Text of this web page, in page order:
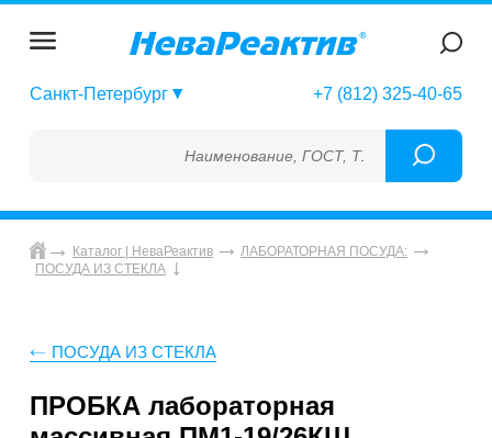
Санкт-Петербург +7 (812) 325-40-65
Наименование, ГОСТ, ТУ, ГСО, МСО, ОСО,
Каталог | НеваРеактив
ЛАБОРАТОРНАЯ ПОСУДА:
ПОСУДА ИЗ СТЕКЛА
ПОСУДА ИЗ СТЕКЛА
ПРОБКА лабораторная